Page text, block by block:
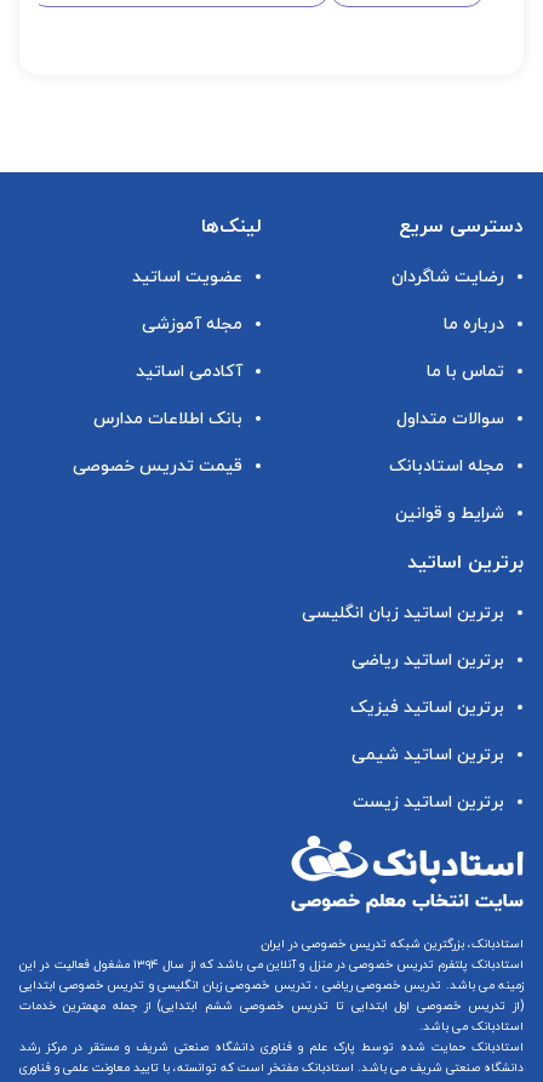
دسترسی سریع
رضایت شاگردان
درباره ما
تماس با ما
سوالات متداول
مجله استادبانک
شرایط و قوانین
لینک‌ها
عضویت اساتید
مجله آموزشی
آکادمی اساتید
بانک اطلاعات مدارس
قیمت تدریس خصوصی
برترین اساتید
برترین اساتید زبان انگلیسی
برترین اساتید ریاضی
برترین اساتید فیزیک
برترین اساتید شیمی
برترین اساتید زیست
استادبانک، بزرگترین شبکه تدریس خصوصی در ایران
استادبانک پلتفرم تدریس خصوصی در منزل و آنلاین
می باشد که از سال ۱۳۹۴ مشغول فعالیت در این
زمینه می باشد. تدریس خصوصی ریاضی ، تدریس خصوصی زبان انگلیسیو تدریس خصوصی ابتدایی
(از تدریس خصوصی اول ابتدایی تا تدریس خصوصی ششم ابتدایی) از جمله مهمترین خدمات
استادبانک می باشد.
استادبانک حمایت شده توسط پارک علم و فناوری دانشگاه صنعتی شریف و مستقر در مرکز رشد
دانشگاه صنعتی شریف می باشد. استادبانک مفتخر است که توانسته، با تایید معاونت علمی و فناوری